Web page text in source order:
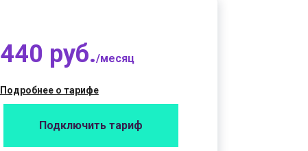
440 руб./месяц
Подробнее о тарифе
Подключить тариф